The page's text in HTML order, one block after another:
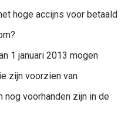
hoge accijns voor betaald
1 januari 2013 mogen
zijn voorzien van
nog voorhanden zijn in de